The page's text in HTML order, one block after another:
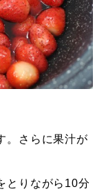
。さらに果汁が
とりながら10分